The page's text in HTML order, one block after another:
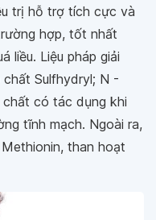
trị hỗ trợ tích cực và
hợp, tốt nhất
liều. Liệu pháp giải
Sulfhydryl; N -
có tác dụng khi
tĩnh mạch. Ngoài ra,
than hoạt